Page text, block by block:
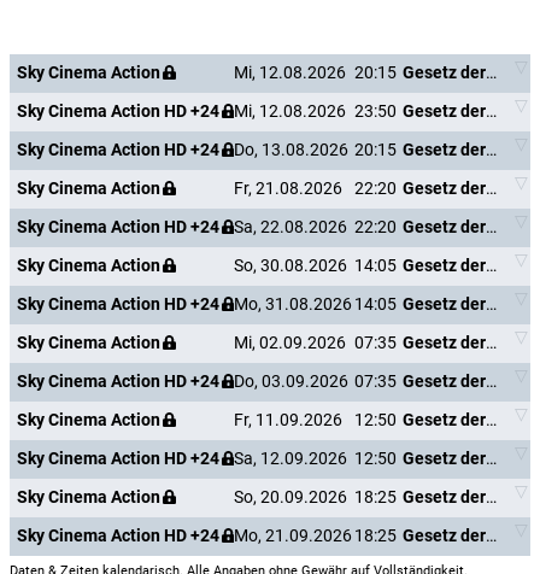
Sky Cinema Action Mi, 12.08.2026 20:15
Gesetz der Rache
Sky Cinema Action HD +24
Mi, 12.08.2026 23:50
Gesetz der Rache
Sky Cinema Action HD +24
Do, 13.08.2026 20:15
Gesetz der Rache
Sky Cinema Action
Fr, 21.08.2026 22:20
Gesetz der Rache
Sky Cinema Action HD +24
Sa, 22.08.2026 22:20
Gesetz der Rache
Sky Cinema Action
So, 30.08.2026 14:05
Gesetz der Rache
Sky Cinema Action HD +24
Mo, 31.08.202614:05
Gesetz der Rache
Sky Cinema Action
Mi, 02.09.2026 07:35
Gesetz der Rache
Sky Cinema Action HD +24
Do, 03.09.2026 07:35
Gesetz der Rache
Sky Cinema Action
Fr, 11.09.2026 12:50
Gesetz der Rache
Sky Cinema Action HD +24
Sa, 12.09.2026 12:50
Gesetz der Rache
Sky Cinema Action
So, 20.09.2026 18:25
Gesetz der Rache
Sky Cinema Action HD +24
Mo, 21.09.202618:25 Gesetz der Rache